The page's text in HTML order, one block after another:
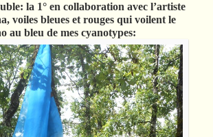
la 1° en collaboration avec l’artiste
voiles bleues et rouges qui voilent le
au bleu de mes cyanotypes: